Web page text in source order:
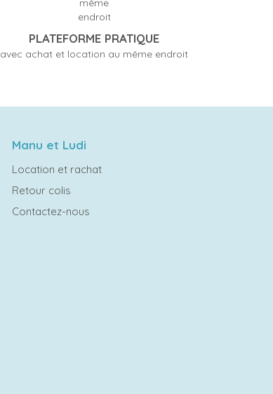
PLATEFORME PRATIQUE
avec achat et location au même endroit
Manu et Ludi
Location et rachat
Retour colis
Contactez-nous